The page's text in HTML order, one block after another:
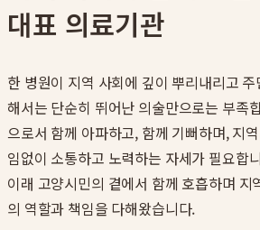
대표 의료기관
한 병원이 지역 사회에 깊이 뿌리내리고
해서는 단순히 뛰어난 의술만으로는 부족
으로서 함께 아파하고, 함께 기뻐하며, 지
임없이 소통하고 노력하는 자세가 필요합
이래 고양시민의 곁에서 함께 호흡하며 지
의 역할과 책임을 다해왔습니다.